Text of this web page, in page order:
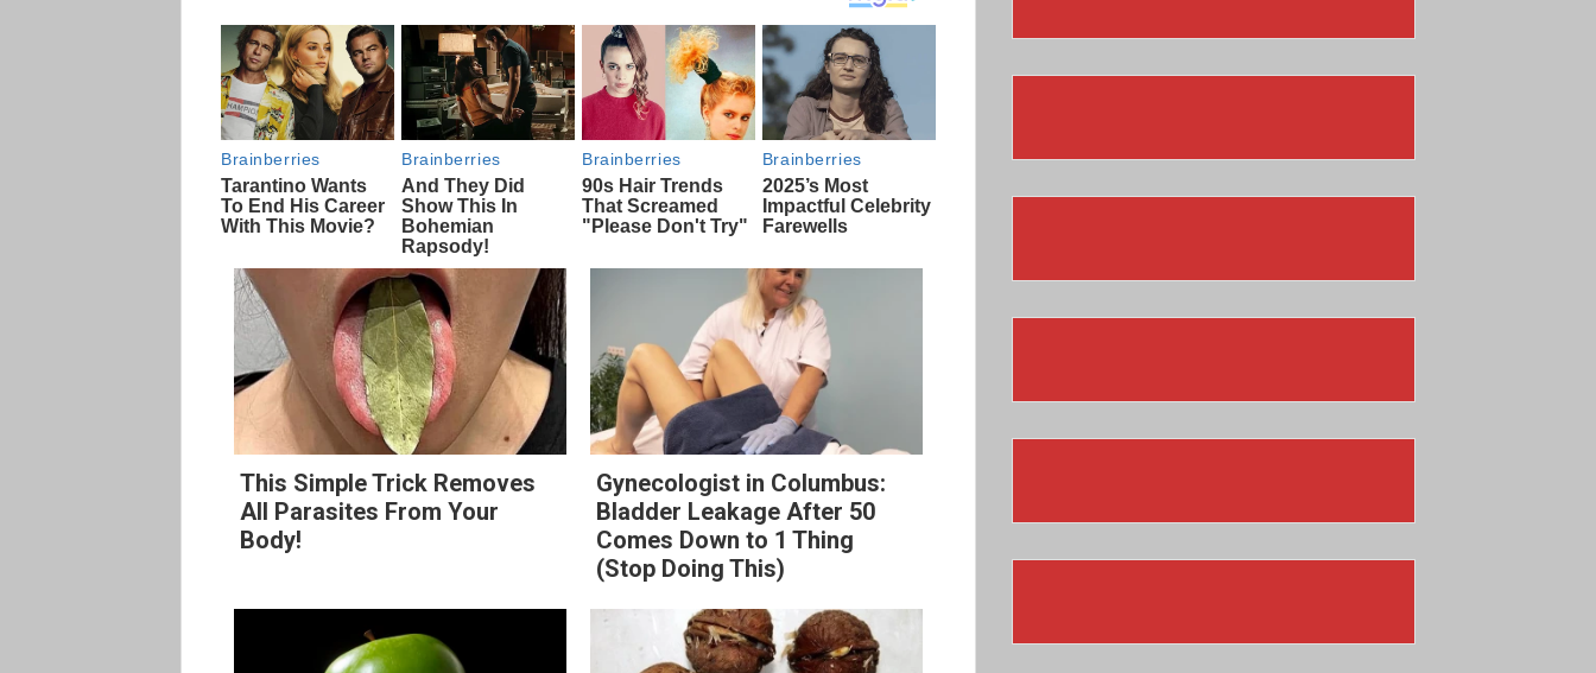
This Simple Trick Removes
All Parasites From Your
Body!
Gynecologist in Columbus:
Bladder Leakage After 50
Comes Down to 1 Thing
(Stop Doing This)